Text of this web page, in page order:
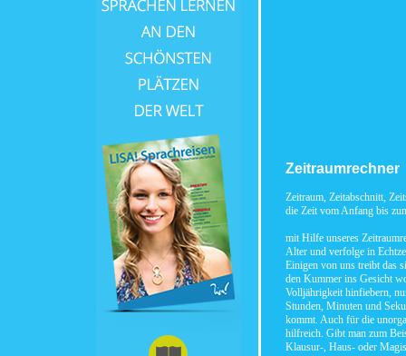
Zeitraumrechner
Zeitraum, Zeitabschnitt,
die Zeit vom Anfang bis
mit Hilfe unseres
Alter und verfolge in
Einigen von uns treibt das
den Kummer ins Gesicht
Volljährigkeit hinfiebern,
Stunden, Minuten und
kommt. Auch für die
hilfreich. Gibt man zum
Klausur-, Haus- oder